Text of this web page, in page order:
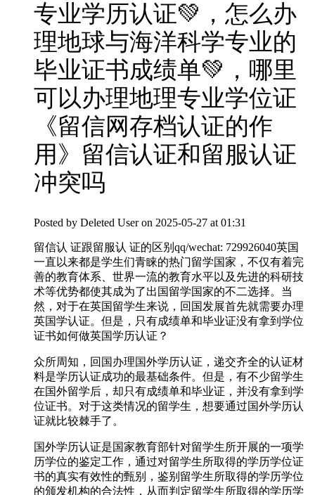
专业学历认证💚，怎么办
理地球与海洋科学专业的
毕业证书成绩单💚，哪里
可以办理地理专业学位证
《留信网存档认证的作
用》留信认证和留服认证
冲突吗
Posted by Deleted User on 2025-05-27 at 01:31
留信认 证跟留服认 证的区别qq/wechat: 729926040英国
一直以来都是学生们青睐的热门留学国家，不仅有着完
善的教育体系、世界一流的教育水平以及先进的科研技
术等优势都使其成为了出国留学国家的不二选择。当
然，对于在英国留学生来说，回国发展首先就需要办理
英国学认证。但是，只有成绩单和毕业证没有拿到学位
证书如何做英国学历认证？
众所周知，回国办理国外学历认证，递交齐全的认证材
料是学历认证成功的最基础条件。但是，有不少留学生
在国外留学后，却只有成绩单和毕业证，并没有拿到学
位证书。对于这类情况的留学生，想要通过国外学历认
证就比较棘手了。
国外学历认证是国家教育部针对留学生所开展的一项学
历学位的鉴定工作，通过对留学生所取得的学历学位证
书的真实有效性的甄别，鉴别留学生所取得的学历学位
的颁发机构的合法性，从而判定留学生所取得的学历学